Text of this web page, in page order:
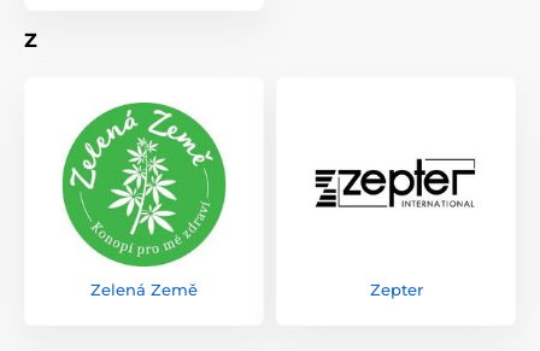
Z
Zelená Země Zepter